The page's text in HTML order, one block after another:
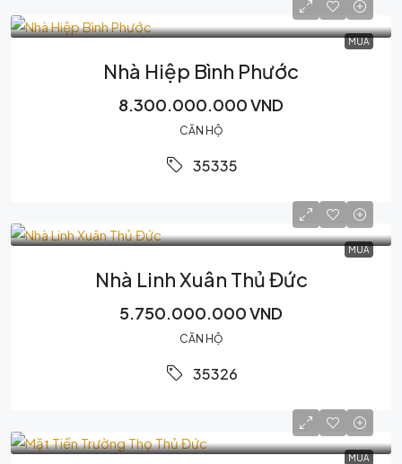
MUA
Nhà Hiệp Bình Phước
8.300.000.000 VND
CĂN HỘ
35335
MUA
Nhà Linh Xuân Thủ Đức
5.750.000.000 VND
CĂN HỘ
35326
MUA